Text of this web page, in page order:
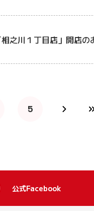
之川１丁目店」開店の
5
公式Facebook